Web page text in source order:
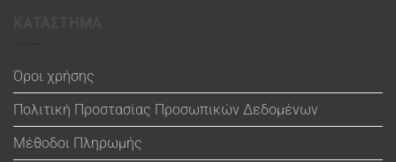
Όροι χρήσης
Πολιτική Προστασίας Προσωπικών Δεδομένων
Μέθοδοι Πληρωμής